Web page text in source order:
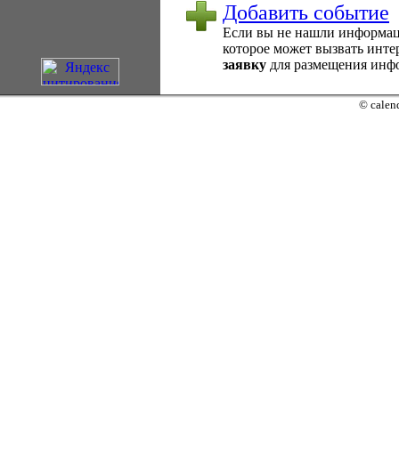
Добавить событие
Если вы не нашли
которое может вызвать
заявку для размещения
©